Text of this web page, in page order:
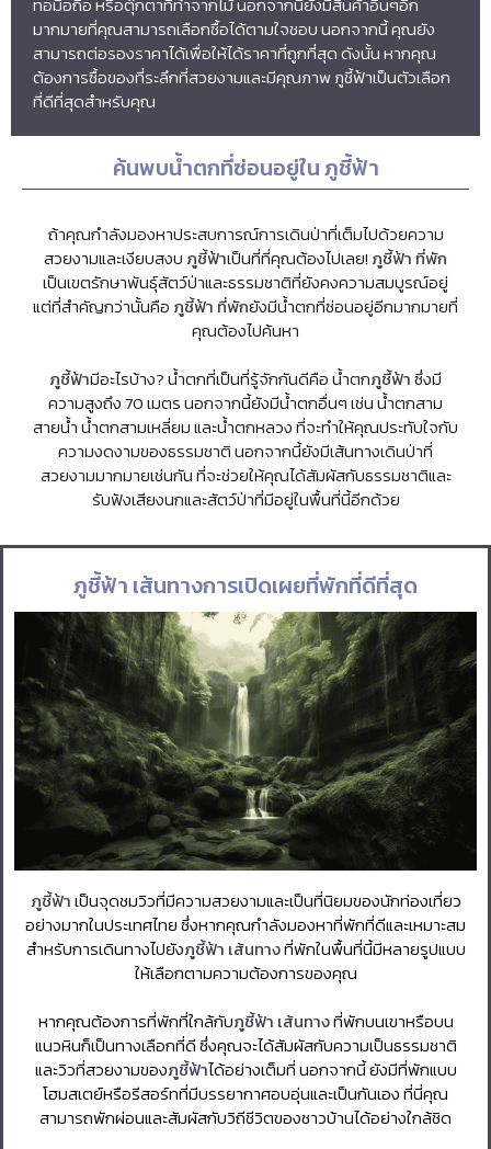
มากมายที่คุณสามารถเลือกซื้อได้ตามใจชอบ นอกจากนี้ คุณยัง
สามารถต่อรองราคาได้เพื่อให้ได้ราคาที่ถูกที่สุด ดังนั้น หากคุณ
ต้องการซื้อของที่ระลึกที่สวยงามและมีคุณภาพ ภูชี้ฟ้าเป็นตัวเลือก
ที่ดีที่สุดสำหรับคุณ
ค้นพบน้ำตกที่ซ่อนอยู่ใน ภูชี้ฟ้า
ถ้าคุณกำลังมองหาประสบการณ์การเดินป่าที่เต็มไปด้วยความ
สวยงามและเงียบสงบ ภูชี้ฟ้าเป็นที่ที่คุณต้องไปเลย!ภูชี้ฟ้า ที่พัก
เป็นเขตรักษาพันธุ์สัตว์ป่าและธรรมชาติที่ยังคงความสมบูรณ์อยู่
แต่ที่สำคัญกว่านั้นคือ ภูชี้ฟ้า ที่พักยังมีน้ำตกที่ซ่อนอยู่อีกมากมายที่
คุณต้องไปค้นหา
ภูชี้ฟ้ามีอะไรบ้าง? น้ำตกที่เป็นที่รู้จักกันดีคือ น้ำตกภูชี้ฟ้าซึ่งมี
ความสูงถึง 70 เมตร นอกจากนี้ยังมีน้ำตกอื่นๆ เช่น น้ำตกสาม
สายน้ำ น้ำตกสามเหลี่ยม และน้ำตกหลวง ที่จะทำให้คุณประทับใจกับ
ความงดงามของธรรมชาติ นอกจากนี้ยังมีเส้นทางเดินป่าที่
สวยงามมากมายเช่นกัน ที่จะช่วยให้คุณได้สัมผัสกับธรรมชาติและ
รับฟังเสียงนกและสัตว์ป่าที่มีอยู่ในพื้นที่นี้อีกด้วย
ภูชี้ฟ้า เส้นทางการเปิดเผยที่พักที่ดีที่สุด
ภูชี้ฟ้าเป็นจุดชมวิวที่มีความสวยงามและเป็นที่นิยมของนักท่องเที่ยว
อย่างมากในประเทศไทย ซึ่งหากคุณกำลังมองหาที่พักที่ดีและเหมาะสม
สำหรับการเดินทางไปยังภูชี้ฟ้า เส้นทางที่พักในพื้นที่นี้มีหลายรูปแบบ
ให้เลือกตามความต้องการของคุณ
หากคุณต้องการที่พักที่ใกล้กับภูชี้ฟ้า เส้นทางที่พักบนเขาหรือบน
แนวหินก็เป็นทางเลือกที่ดี ซึ่งคุณจะได้สัมผัสกับความเป็นธรรมชาติ
และวิวที่สวยงามของภูชี้ฟ้าได้อย่างเต็มที่ นอกจากนี้ ยังมีที่พักแบบ
โฮมสเตย์หรือรีสอร์ทที่มีบรรยากาศอบอุ่นและเป็นกันเอง ที่นี่คุณ
สามารถพักผ่อนและสัมผัสกับวิถีชีวิตของชาวบ้านได้อย่างใกล้ชิด